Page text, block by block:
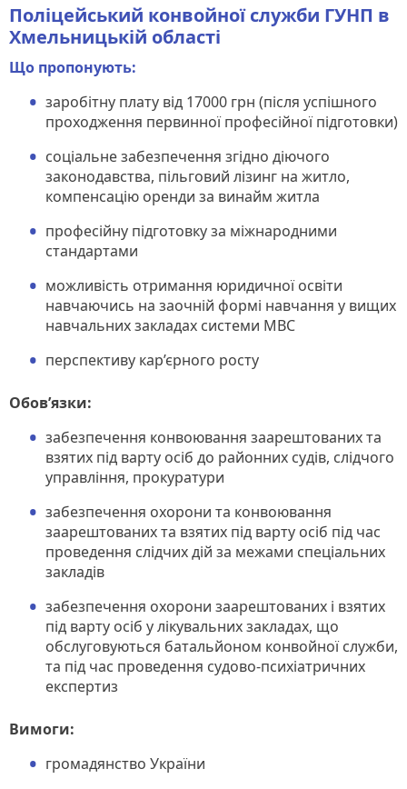
Поліцейський конвойної служби ГУНП в
Хмельницькій області
Що пропонують:
заробітну плату від 17000 грн (після успішного
проходження первинної професійної підготовки)
соціальне забезпечення згідно діючого
законодавства, пільговий лізинг на житло,
компенсацію оренди за винайм житла
професійну підготовку за міжнародними
стандартами
можливість отримання юридичної освіти
навчаючись на заочній формі навчання у вищих
навчальних закладах системи МВС
перспективу кар’єрного росту
Обов’язки:
забезпечення конвоювання заарештованих та
взятих під варту осіб до районних судів, слідчого
управління, прокуратури
забезпечення охорони та конвоювання
заарештованих та взятих під варту осіб під час
проведення слідчих дій за межами спеціальних
закладів
забезпечення охорони заарештованих і взятих
під варту осіб у лікувальних закладах, що
обслуговуються батальйоном конвойної служби,
та під час проведення судово-психіатричних
експертиз
Вимоги:
громадянство України